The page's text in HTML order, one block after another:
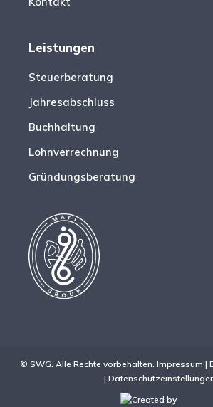
Leistungen
Steuerberatung
Jahresabschluss
Buchhaltung
Lohnverrechnung
Gründungsberatung
© SWG. Alle Rechte vorbehalten. Impressum |
|